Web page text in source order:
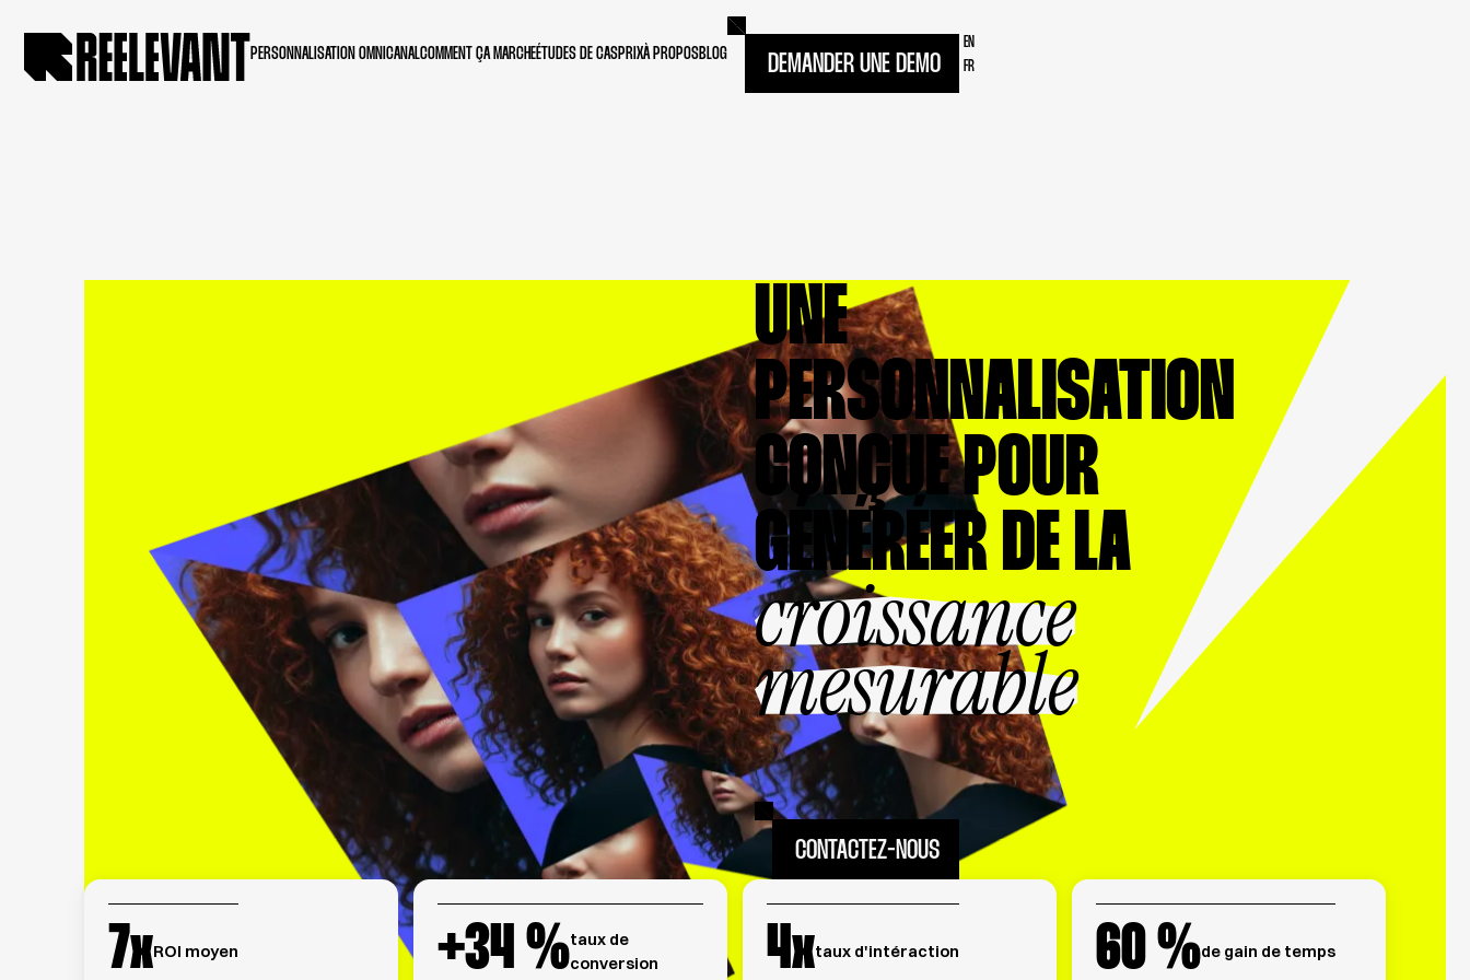
PERSONNALISATION OMNICANALCOMMENT ÇA MARCHEÉTUDES DE CASPRIXÀ PROPOSBLOG DEMANDER UNE DEMO
EN
FR
UNE
PERSONNALISATION
CONÇUE POUR
GÉNÉRÉER DE LA
croissance
mesurable
CONTACTEZ-NOUS
7xROI moyen +34 %taux de
conversion
4xtaux d'intéraction 60%de gain de temps